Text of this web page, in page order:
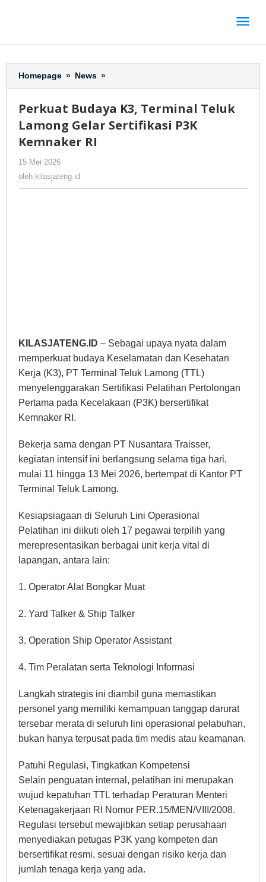
Homepage » News »
Budaya
Terminal
Teluk
Kemnaker
Perkuat Budaya K3, Terminal Teluk
Lamong Gelar Sertifikasi P3K
Kemnaker RI
15 Mei 2026
kilasjateng.id
oleh kilasjateng.id
KILASJATENG.ID – Sebagai upaya nyata dalam
memperkuat budaya Keselamatan dan Kesehatan
Kerja (K3), PT Terminal Teluk Lamong (TTL)
menyelenggarakan Sertifikasi Pelatihan Pertolongan
Pertama pada Kecelakaan (P3K) bersertifikat
Kemnaker RI.
Bekerja sama dengan PT Nusantara Traisser,
kegiatan intensif ini berlangsung selama tiga hari,
mulai 11 hingga 13 Mei 2026, bertempat di Kantor PT
Terminal Teluk Lamong.
Kesiapsiagaan di Seluruh Lini Operasional
Pelatihan ini diikuti oleh 17 pegawai terpilih yang
merepresentasikan berbagai unit kerja vital di
lapangan, antara lain:
1. Operator Alat Bongkar Muat
2. Yard Talker & Ship Talker
3. Operation Ship Operator Assistant
4. Tim Peralatan serta Teknologi Informasi
Langkah strategis ini diambil guna memastikan
personel yang memiliki kemampuan tanggap darurat
tersebar merata di seluruh lini operasional pelabuhan,
bukan hanya terpusat pada tim medis atau keamanan.
Patuhi Regulasi, Tingkatkan Kompetensi
Selain penguatan internal, pelatihan ini merupakan
wujud kepatuhan TTL terhadap Peraturan Menteri
Ketenagakerjaan RI Nomor PER.15/MEN/VIII/2008.
Regulasi tersebut mewajibkan setiap perusahaan
menyediakan petugas P3K yang kompeten dan
bersertifikat resmi, sesuai dengan risiko kerja dan
jumlah tenaga kerja yang ada.